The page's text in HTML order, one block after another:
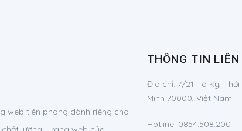
web tiên phong dành riêng cho
THÔNG TIN LIÊN
Địa chỉ: 7/21 Tô Ký,
Minh 70000, Việt Nam
Hotline: 0854.508.200